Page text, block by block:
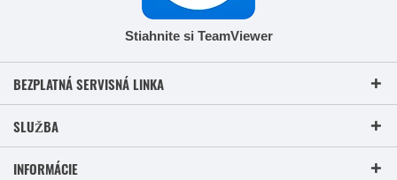
Stiahnite si TeamViewer
BEZPLATNÁ SERVISNÁ LINKA
SLUŽBA
INFORMÁCIE